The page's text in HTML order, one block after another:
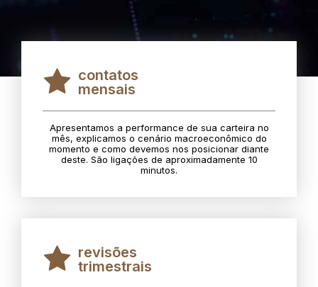
contatos
mensais
Apresentamos a performance de sua carteira no
mês, explicamos o cenário macroeconômico do
momento e como devemos nos posicionar diante
deste. São ligações de aproximadamente 10
minutos.
revisões
trimestrais